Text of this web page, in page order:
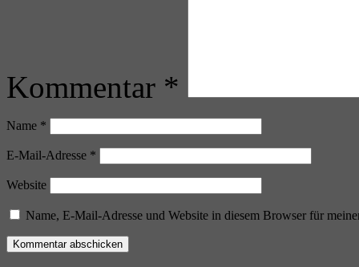
Kommentar *
Name *
E-Mail-Adresse *
Website
Name, E-Mail-Adresse und Website in diesem Browser für